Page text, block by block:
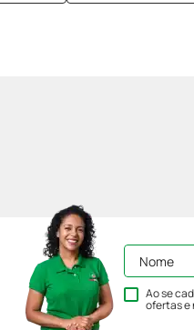
Ao se
ofertas e